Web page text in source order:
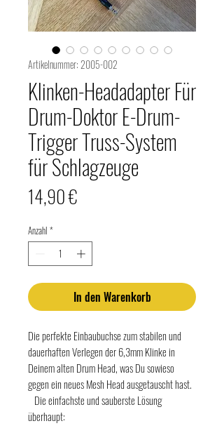
Artikelnummer: 2005-002
Klinken-Headadapter Für
Drum-Doktor E-Drum-
Trigger Truss-System
für Schlagzeuge
14,90 €
Anzahl *
In den Warenkorb
Die perfekte Einbaubuchse zum stabilen und
dauerhaften Verlegen der 6,3mm Klinke in
Deinem alten Drum Head, was Du sowieso
gegen ein neues Mesh Head ausgetauscht hast.
Die einfachste und sauberste Lösung
überhaupt: